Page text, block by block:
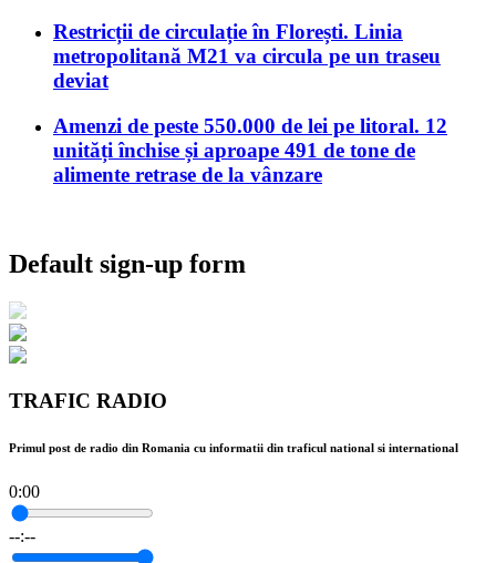
Restricții de circulație în Florești. Linia
metropolitană M21 va circula pe un traseu
deviat
Amenzi de peste 550.000 de lei pe litoral. 12
unități închise și aproape 491 de tone de
alimente retrase de la vânzare
Default sign-up form
TRAFIC RADIO
Primul post de radio din Romania cu informatii din traficul national si international
0:00
--:--